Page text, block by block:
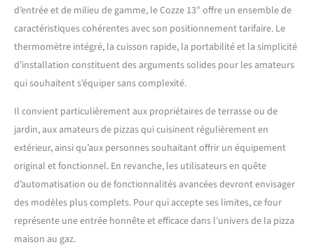
d’entrée et de milieu de gamme, le Cozze 13″ offre un ensemble de
caractéristiques cohérentes avec son positionnement tarifaire. Le
thermomètre intégré, la cuisson rapide, la portabilité et la simplicité
d’installation constituent des arguments solides pour les amateurs
qui souhaitent s’équiper sans complexité.
Il convient particulièrement aux propriétaires de terrasse ou de
jardin, aux amateurs de pizzas qui cuisinent régulièrement en
extérieur, ainsi qu’aux personnes souhaitant offrir un équipement
original et fonctionnel. En revanche, les utilisateurs en quête
d’automatisation ou de fonctionnalités avancées devront envisager
des modèles plus complets. Pour qui accepte ses limites, ce four
représente une entrée honnête et efficace dans l’univers de la pizza
maison au gaz.